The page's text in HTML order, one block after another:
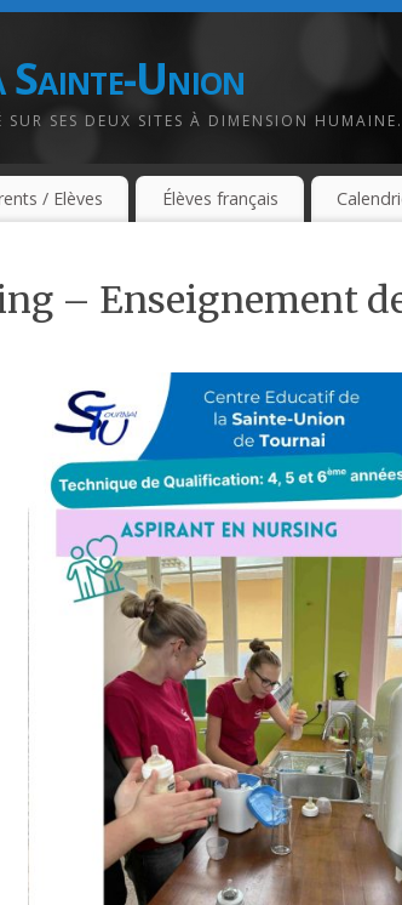
Sainte-Union
SES DEUX SITES À DIMENSION HUMAINE.
/ Elèves Élèves français
– Enseignement